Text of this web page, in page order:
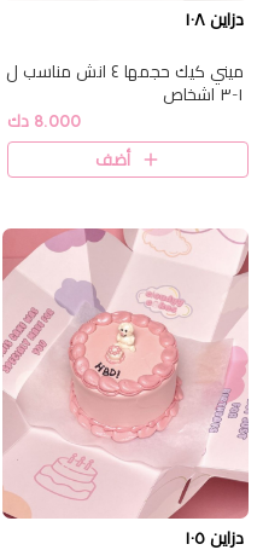
دزاين ١٠٨
ميني كيك حجمها ٤ انش مناسب ل
١-٣ اشخاص
8.000 دك
أضف
دزاين ١٠٥